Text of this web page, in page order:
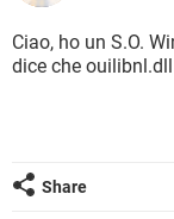
TIKTOK
HARDWARE
INSTAGRAM
TIKTOK
INTRATTENIMENTO
iOS
HARDWARE
COVID-19
INTRATTENIMENTO
TIKTOK
Ciao, ho un S.O.
dice che
Share